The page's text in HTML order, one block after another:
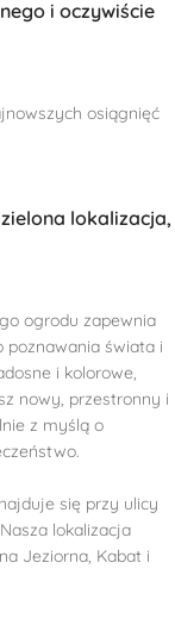
i oczywiście
osiągnięć
lokalizacja,
ogrodu zapewnia
poznawania świata i
i kolorowe,
nowy, przestronny i
z myślą o
się przy ulicy
lokalizacja
Jeziorna, Kabat i